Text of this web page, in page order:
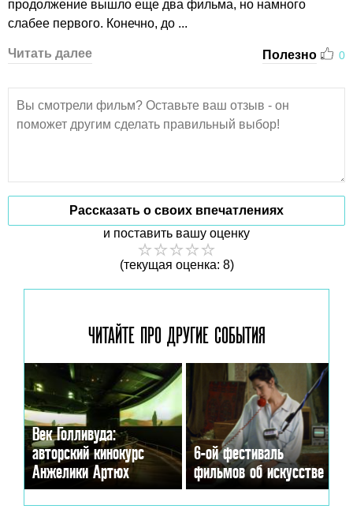
продолжение вышло еще два фильма, но намного
слабее первого. Конечно, до ...
Читать далее Полезно 0
Рассказать о своих впечатлениях
и поставить вашу оценку
(текущая оценка: 8)
ЧИТАЙТЕ ПРО ДРУГИЕ СОБЫТИЯ
Век Голливуда:
авторский кинокурс
Анжелики Артюх
6-ой фестиваль
фильмов об искусстве